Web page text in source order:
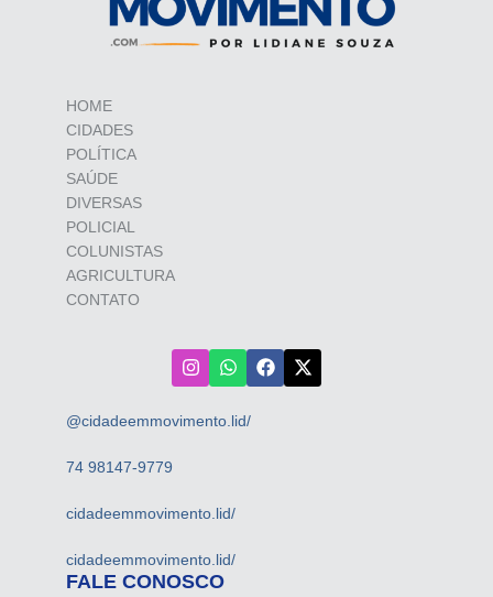
HOME
CIDADES
POLÍTICA
SAÚDE
DIVERSAS
POLICIAL
COLUNISTAS
AGRICULTURA
CONTATO
@cidadeemmovimento.lid/
74 98147-9779
cidadeemmovimento.lid/
cidadeemmovimento.lid/
FALE CONOSCO